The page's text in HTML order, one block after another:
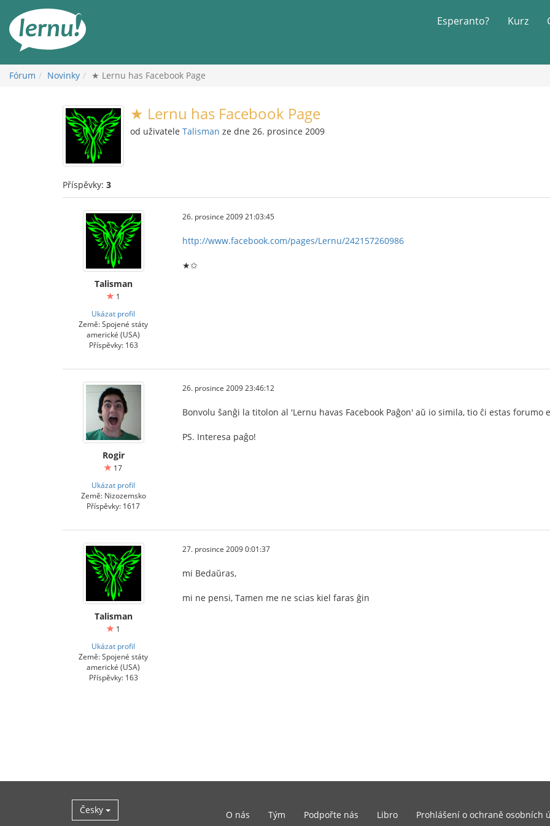
obsahu
Esperanto? Kurz
Fórum Novinky ★ Lernu has Facebook Page
★ Lernu has Facebook Page
od uživatele Talisman ze dne 26. prosince 2009
Příspěvky: 3
Talisman
1
Ukázat profil
Země: Spojené státy
americké (USA)
Příspěvky: 163
26. prosince 2009 21:03:45
http://www.facebook.com/pages/Lernu/242157260986
★✩
Rogir
17
Ukázat profil
Země: Nizozemsko
Příspěvky: 1617
26. prosince 2009 23:46:12
Bonvolu ŝanĝi la titolon al 'Lernu havas Facebook Paĝon' aŭ io simila, tio ĉi estas forumo
PS. Interesa paĝo!
Talisman
1
Ukázat profil
Země: Spojené státy
americké (USA)
Příspěvky: 163
27. prosince 2009 0:01:37
mi Bedaŭras,
mi ne pensi, Tamen me ne scias kiel faras ĝin
Česky O nás Tým Podpořte nás Libro Prohlášení o ochraně osobních